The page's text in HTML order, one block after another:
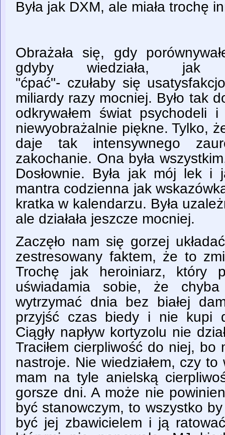
Była jak DXM, ale miała trochę
Obrażała się, gdy
gdyby wiedziała, jak
"ćpać"- czułaby się
miliardy razy mocniej. Było tak
odkrywałem świat psychodeli
niewyobrażalnie piękne. Tylko,
daje tak intensywnego
zakochanie. Ona była
Dosłownie. Była jak mój lek i
mantra codzienna jak
kratka w kalendarzu. Była
ale działała jeszcze mocniej.
Zaczęło nam się gorzej
zestresowany faktem, że to
Trochę jak heroiniarz, który
uświadamia sobie, że
wytrzymać dnia bez białej
przyjść czas biedy i nie kupi
Ciągły napływ kortyzolu nie
Traciłem cierpliwość do niej, bo
nastroje. Nie wiedziałem, czy
mam na tyle anielską
gorsze dni. A może nie
być stanowczym, to wszystko by
być jej zbawicielem i ją